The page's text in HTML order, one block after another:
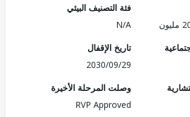
فئة التصنيف البيئي
N/A
تاريخ الإقفال
2030/09/29
وصلت المرحلة الأخيرة
RVP Approved